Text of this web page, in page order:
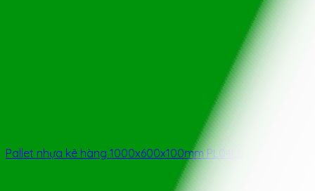
Pallet nhựa kê hàng 1000x600x100mm PL04LS